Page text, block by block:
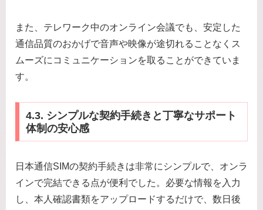
また、テレワーク中のオンライン会議でも、安定した
通信品質のおかげで音声や映像が途切れることなくス
ムーズにコミュニケーションを取ることができていま
す。
4.3. シンプルな契約手続きと丁寧なサポート
体制の安心感
日本通信SIMの契約手続きは非常にシンプルで、オンラ
インで完結できる点が便利でした。必要な情報を入力
し、本人確認書類をアップロードするだけで、数日後